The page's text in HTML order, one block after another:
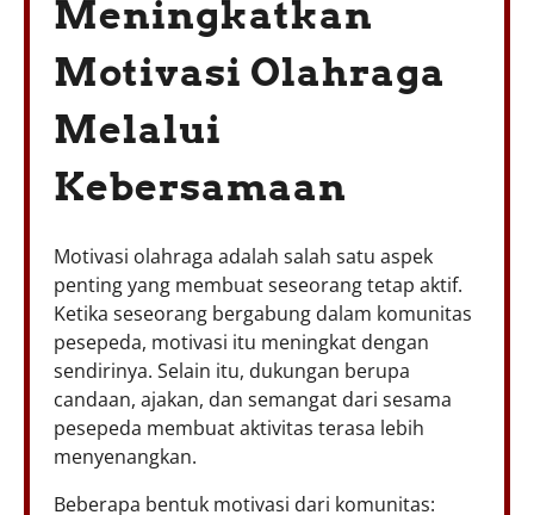
Meningkatkan
Motivasi Olahraga
Melalui
Kebersamaan
Motivasi olahraga adalah salah satu aspek
penting yang membuat seseorang tetap aktif.
Ketika seseorang bergabung dalam komunitas
pesepeda, motivasi itu meningkat dengan
sendirinya. Selain itu, dukungan berupa
candaan, ajakan, dan semangat dari sesama
pesepeda membuat aktivitas terasa lebih
menyenangkan.
Beberapa bentuk motivasi dari komunitas: